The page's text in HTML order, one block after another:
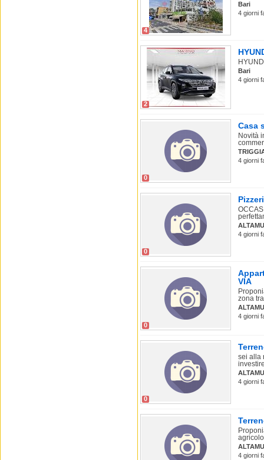
4
Bari
4 giorni
2
Bari
4 giorni
0
Casa
Novità
4 giorni
0
4 giorni
0
VIA
zona
4 giorni
0
sei alla
4 giorni
4 giorni